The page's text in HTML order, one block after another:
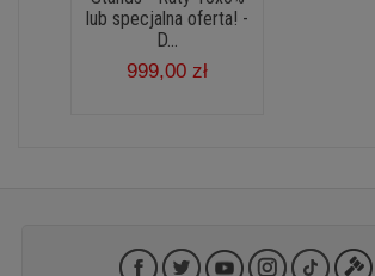
lub specjalna oferta! -
D...
999,00 zł